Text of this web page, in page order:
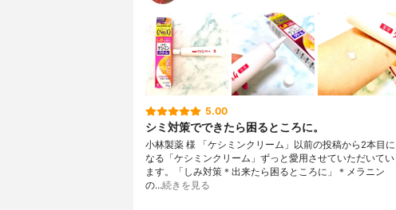
5.00
シミ対策でできたら困るところに。
小林製薬 様 「ケシミンクリーム」以前の投稿から2本目に
なる「ケシミンクリーム」ずっと愛用させていただいてい
ます。「しみ対策＊出来たら困るところに」＊メラニン
の…続きを見る